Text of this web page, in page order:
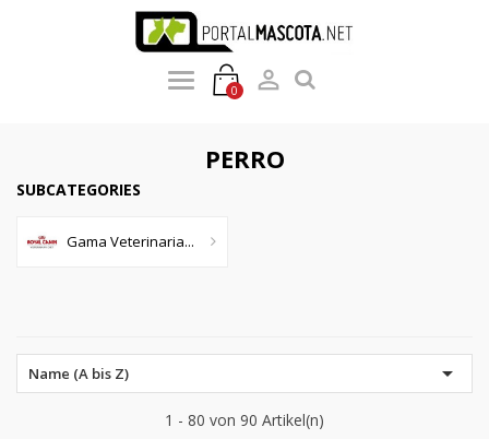
0 
PERRO
SUBCATEGORIES
Gama Veterinaria...
Name (A bis Z) 
1 - 80 von 90 Artikel(n)